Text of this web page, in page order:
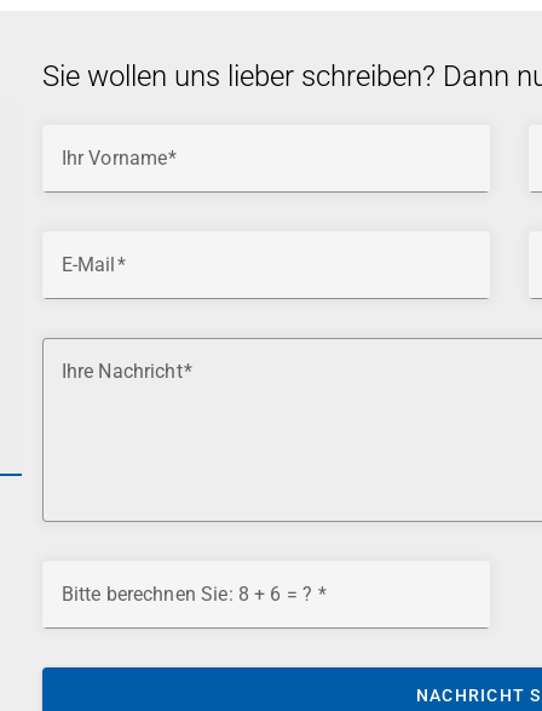
Sie wollen uns lieber schreiben? Dann
Ihr Vorname
E-Mail
Ihre Nachricht
Bitte berechnen Sie: 8 + 6 = ?
NACHRICHT